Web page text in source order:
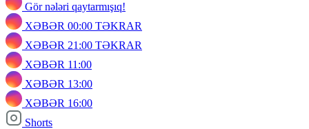
Gör nələri qaytarmışıq!
XƏBƏR 00:00 TƏKRAR
XƏBƏR 21:00 TƏKRAR
XƏBƏR 11:00
XƏBƏR 13:00
XƏBƏR 16:00
Shorts